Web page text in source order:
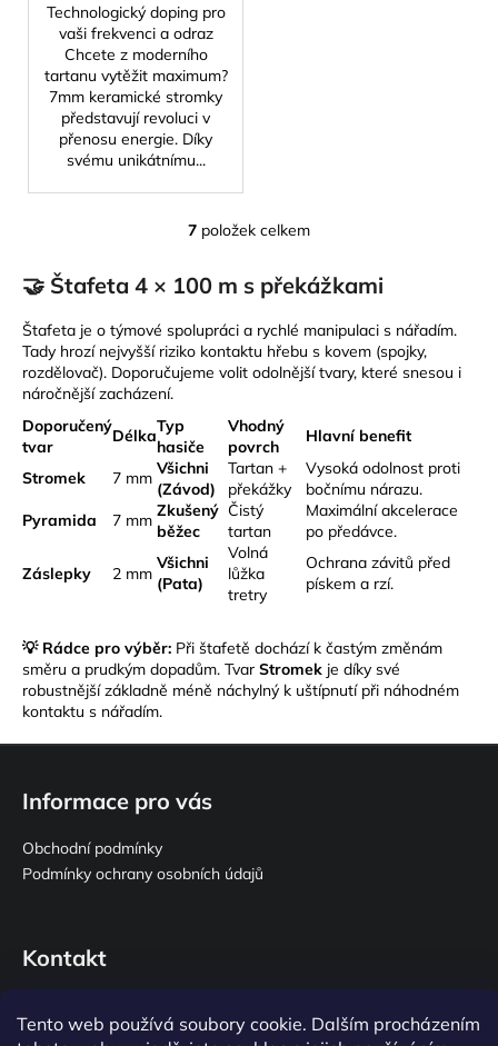
Tento web používá soubory cookie. Dalším procházením
Technologický doping pro
vaši frekvenci a odraz
Chcete z moderního
tartanu vytěžit maximum?
7mm keramické stromky
představují revoluci v
přenosu energie. Díky
svému unikátnímu...
O
l
d
a
c
p
r
v
k
y
v
ý
p
s
u
7 položek celkem
🤝 Štafeta 4 × 100 m s překážkami
Štafeta je o týmové spolupráci a rychlé manipulaci s nářadím.
Tady hrozí nejvyšší riziko kontaktu hřebu s kovem (spojky,
rozdělovač). Doporučujeme volit odolnější tvary, které snesou i
náročnější zacházení.
Doporučený
tvar
DélkaTyp
hasiče
Vhodný
povrch
Hlavní benefit
Stromek 7 mm Všichni
(Závod)
Tartan +
překážky
Vysoká odolnost proti
bočnímu nárazu.
Pyramida
7 mm Zkušený
běžec
Čistý
tartan
Maximální akcelerace
po předávce.
Záslepky 2 mm
Všichni
(Pata)
Volná
lůžka
tretry
Ochrana závitů před
pískem a rzí.
💡 Rádce pro výběr: Při štafetě dochází k častým změnám
směru a prudkým dopadům. Tvar Stromek je díky své
robustnější základně méně náchylný k uštípnutí při náhodném
kontaktu s nářadím.
Informace pro vás
Obchodní podmínky
Podmínky ochrany osobních údajů
Kontakt
+420 737 130 440